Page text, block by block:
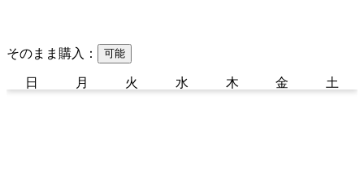
そのまま購入： 可能
日 月 火 水 木 金 土